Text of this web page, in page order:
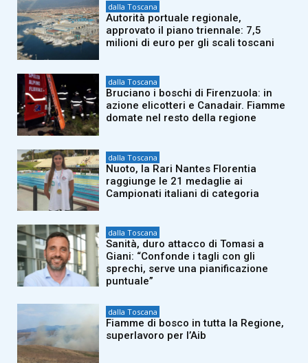
dalla Toscana
Autorità portuale regionale,
approvato il piano triennale: 7,5
milioni di euro per gli scali toscani
dalla Toscana
Bruciano i boschi di Firenzuola: in
azione elicotteri e Canadair. Fiamme
domate nel resto della regione
dalla Toscana
Nuoto, la Rari Nantes Florentia
raggiunge le 21 medaglie ai
Campionati italiani di categoria
dalla Toscana
Sanità, duro attacco di Tomasi a
Giani: “Confonde i tagli con gli
sprechi, serve una pianificazione
puntuale”
dalla Toscana
Fiamme di bosco in tutta la Regione,
superlavoro per l’Aib